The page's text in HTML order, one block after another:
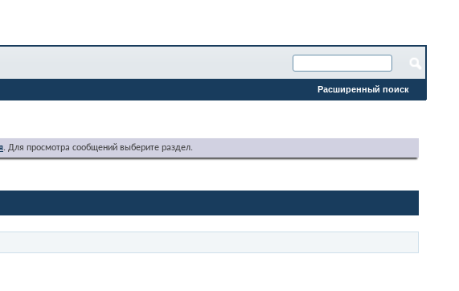
Расширенный поиск
. Для просмотра сообщений выберите раздел.